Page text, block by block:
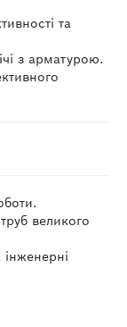
та
з арматурою.
великого
інженерні